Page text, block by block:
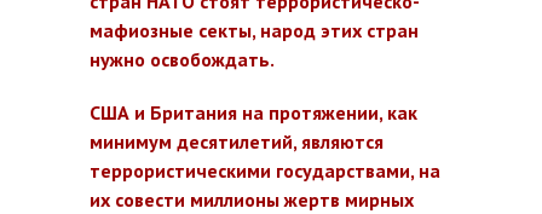
мафиозные секты, народ этих стран
нужно освобождать.
США и Британия на протяжении, как
минимум десятилетий, являются
террористическими государствами, на
их совести миллионы жертв мирных